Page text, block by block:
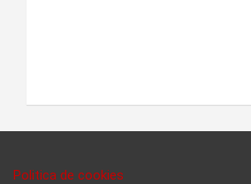
Politica de cookies